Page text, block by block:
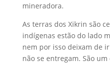
mineradora.
As terras dos Xikrin são
indígenas estão do lado
nem por isso deixam de
não se entregam. São